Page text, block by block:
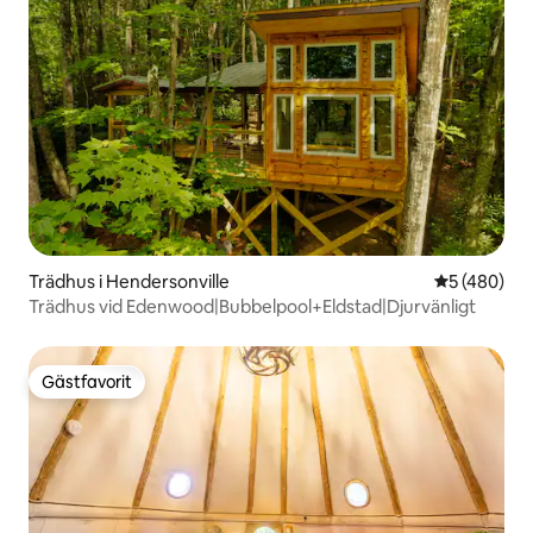
Trädhus i Hendersonville 5 av 5 i
5 (480)
Trädhus vid Edenwood|Bubbelpool+Eldstad|Djurvänligt
Gästfavorit
Gästfavorit